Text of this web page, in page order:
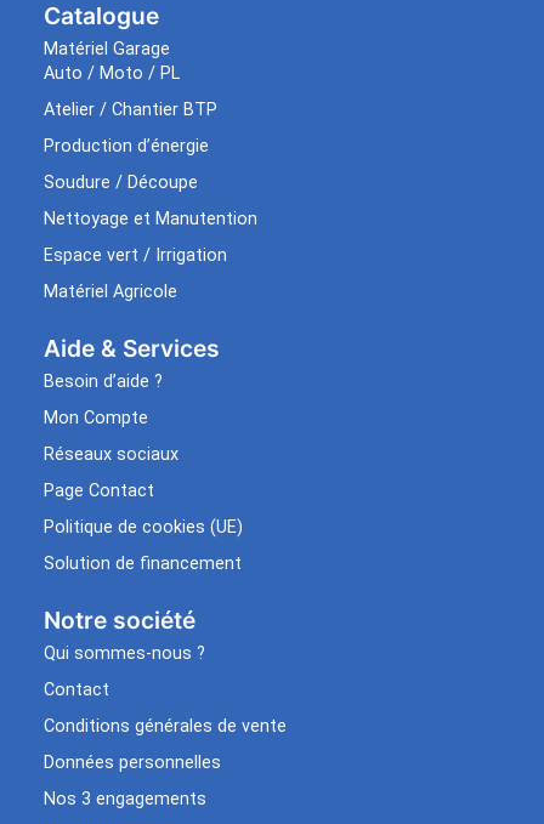
Catalogue
Matériel Garage
Auto / Moto / PL
Atelier / Chantier BTP
Production d’énergie
Soudure / Découpe
Nettoyage et Manutention
Espace vert / Irrigation
Matériel Agricole
Aide & Services​
Besoin d’aide ?
Mon Compte
Réseaux sociaux
Page Contact
Politique de cookies (UE)
Solution de financement
Notre société
Qui sommes-nous ?
Contact
Conditions générales de vente
Données personnelles
Nos 3 engagements